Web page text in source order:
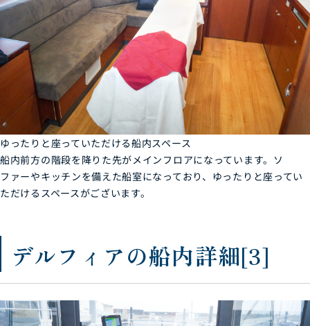
ゆったりと座っていただける船内スペース
船内前方の階段を降りた先がメインフロアになっています。ソ
ファーやキッチンを備えた船室になっており、ゆったりと座ってい
ただけるスペースがございます。
デルフィアの船内詳細[3]